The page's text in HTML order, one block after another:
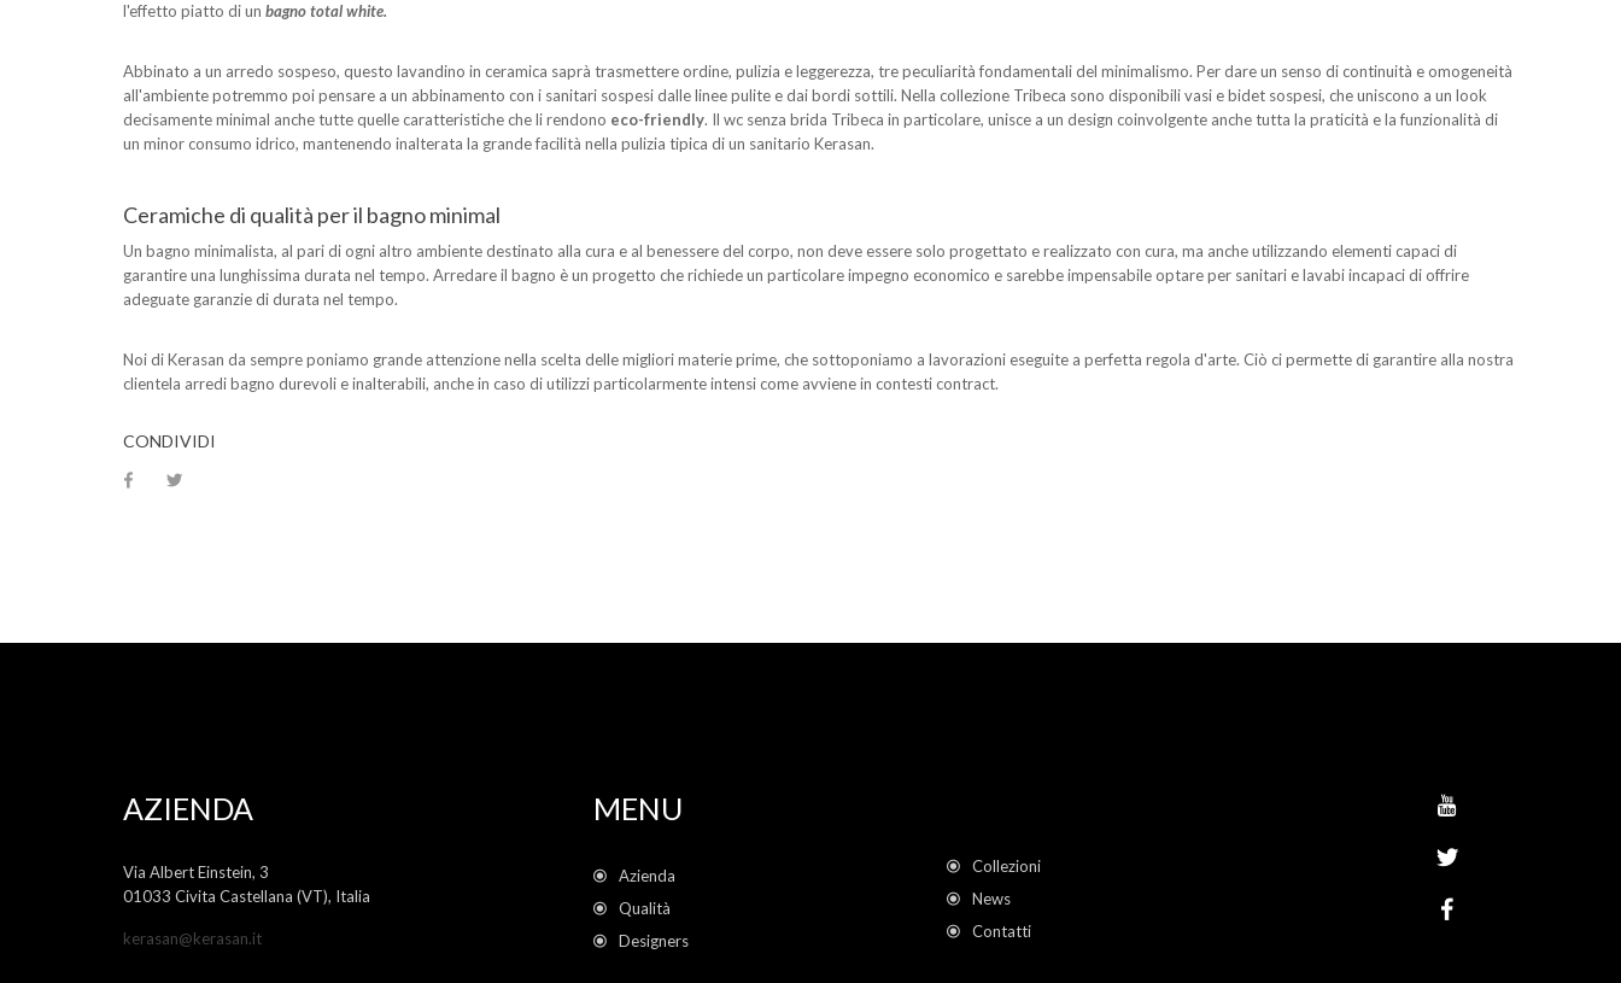
l'effetto piatto di un bagno total white.
Abbinato a un arredo sospeso, questo lavandino in ceramica saprà trasmettere ordine, pulizia e leggerezza, tre peculiarità fondamentali del minimalismo. Per dare un senso di continuità e omogeneità
all'ambiente potremmo poi pensare a un abbinamento con i sanitari sospesi dalle linee pulite e dai bordi sottili. Nella collezione Tribeca sono disponibili vasi e bidet sospesi, che uniscono a un look
decisamente minimal anche tutte quelle caratteristiche che li rendono eco-friendly. Il wc senza brida Tribeca in particolare, unisce a un design coinvolgente anche tutta la praticità e la funzionalità di
un minor consumo idrico, mantenendo inalterata la grande facilità nella pulizia tipica di un sanitario Kerasan.
Ceramiche di qualità per il bagno minimal
Un bagno minimalista, al pari di ogni altro ambiente destinato alla cura e al benessere del corpo, non deve essere solo progettato e realizzato con cura, ma anche utilizzando elementi capaci di
garantire una lunghissima durata nel tempo. Arredare il bagno è un progetto che richiede un particolare impegno economico e sarebbe impensabile optare per sanitari e lavabi incapaci di offrire
adeguate garanzie di durata nel tempo.
Noi di Kerasan da sempre poniamo grande attenzione nella scelta delle migliori materie prime, che sottoponiamo a lavorazioni eseguite a perfetta regola d'arte. Ciò ci permette di garantire alla nostra
clientela arredi bagno durevoli e inalterabili, anche in caso di utilizzi particolarmente intensi come avviene in contesti contract.
CONDIVIDI
AZIENDA
Via Albert Einstein, 3
01033 Civita Castellana (VT), Italia
kerasan@kerasan.it
MENU
Azienda
Qualità
Designers
Collezioni
News
Contatti